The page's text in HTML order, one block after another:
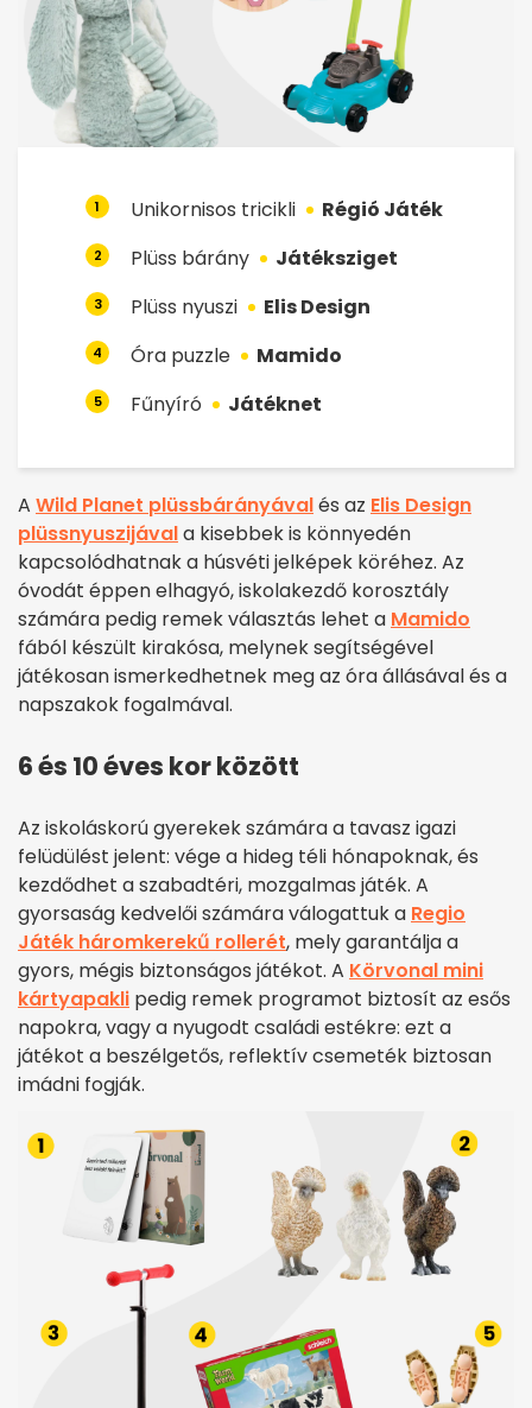
1 Unikornisos tricikli Régió Játék
2 Plüss bárány Játéksziget
3 Plüss nyuszi Elis Design
4 Óra puzzle Mamido
5 Fűnyíró Játéknet
A Wild Planet plüssbárányávalés az Elis Design
plüssnyuszijávala kisebbek is könnyedén
kapcsolódhatnak a húsvéti jelképek köréhez. Az
óvodát éppen elhagyó, iskolakezdő korosztály
számára pedig remek választás lehet a Mamido
fából készült kirakósa, melynek segítségével
játékosan ismerkedhetnek meg az óra állásával és a
napszakok fogalmával.
6 és 10 éves kor között
Az iskoláskorú gyerekek számára a tavasz igazi
felüdülést jelent: vége a hideg téli hónapoknak, és
kezdődhet a szabadtéri, mozgalmas játék. A
gyorsaság kedvelői számára válogattuk a Regio
Játék háromkerekű rollerét, mely garantálja a
gyors, mégis biztonságos játékot. A Körvonal mini
kártyapakli pedig remek programot biztosít az esős
napokra, vagy a nyugodt családi estékre: ezt a
játékot a beszélgetős, reflektív csemeték biztosan
imádni fogják.